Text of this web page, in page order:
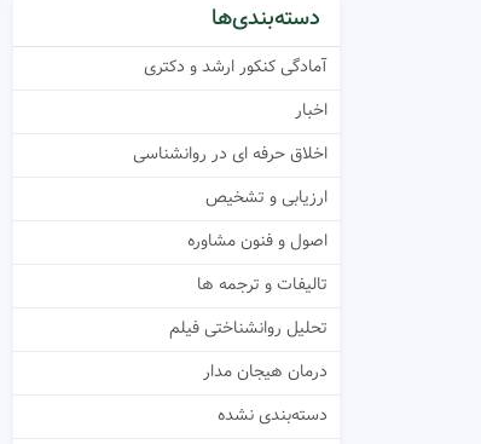
دسته‌بندی‌ها
آمادگی کنکور ارشد و دکتری
اخبار
اخلاق حرفه ای در روانشناسی
ارزیابی و تشخیص
اصول و فنون مشاوره
تالیفات و ترجمه ها
تحلیل روانشناختی فیلم
درمان هیجان مدار
دسته‌بندی نشده